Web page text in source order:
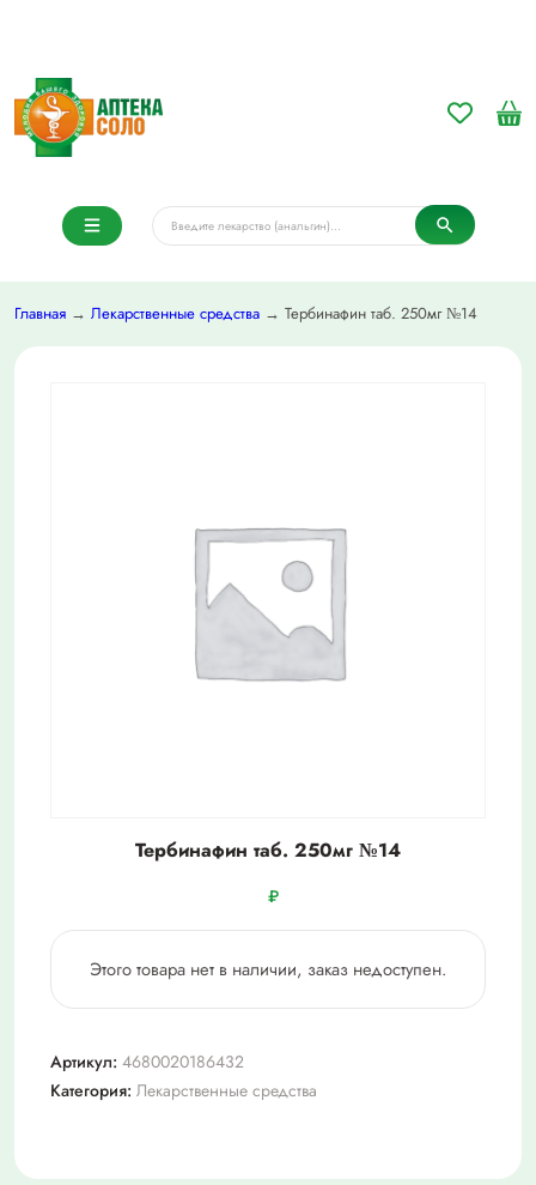
Главная → Лекарственные средства → Тербинафин таб. 250мг №14
Тербинафин таб. 250мг №14
₽
Этого товара нет в наличии, заказ недоступен.
Артикул: 4680020186432
Категория: Лекарственные средства